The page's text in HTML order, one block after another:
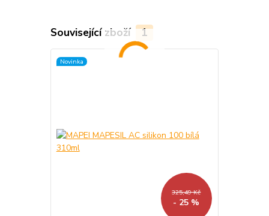
Související zboží 1
Novinka
325,49 Kč
- 25 %